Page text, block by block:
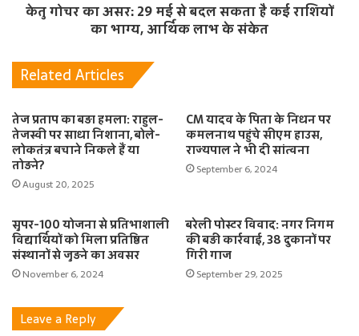
केतु गोचर का असर: 29 मई से बदल सकता है कई राशियों
का भाग्य, आर्थिक लाभ के संकेत
Related Articles
तेज प्रताप का बड़ा हमला: राहुल-
तेजस्वी पर साधा निशाना, बोले-
लोकतंत्र बचाने निकले हैं या
तोड़ने?
August 20, 2025
CM यादव के पिता के निधन पर
कमलनाथ पहुंचे सीएम हाउस,
राज्यपाल ने भी दी सांत्वना
September 6, 2024
सुपर-100 योजना से प्रतिभाशाली
विद्यार्थियों को मिला प्रतिष्ठित
संस्थानों से जुड़ने का अवसर
November 6, 2024
बरेली पोस्टर विवाद: नगर निगम
की बड़ी कार्रवाई, 38 दुकानों पर
गिरी गाज
September 29, 2025
Leave a Reply